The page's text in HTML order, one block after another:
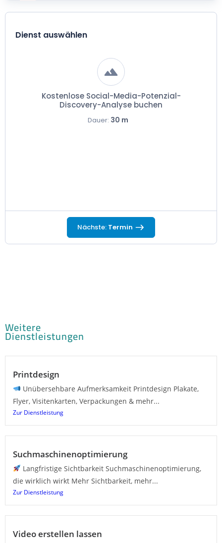
Dienst auswählen
Kostenlose Social-Media-Potenzial-
Discovery-Analyse buchen
Dauer: 30 m
Nächste: Termin
Weitere
Dienstleistungen
Printdesign
Unübersehbare Aufmerksamkeit Printdesign Plakate,
Flyer, Visitenkarten, Verpackungen & mehr...
Zur Dienstleistung
Suchmaschinenoptimierung
Langfristige Sichtbarkeit Suchmaschinenoptimierung,
die wirklich wirkt Mehr Sichtbarkeit, mehr...
Zur Dienstleistung
Video erstellen lassen